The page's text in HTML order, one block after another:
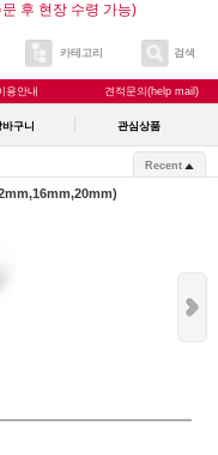
후 현장 수령 가능)
카테고리 검색
용안내 견적문의(help mail)
바구니 관심상품
Recent